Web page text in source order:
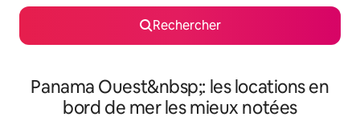
Rechercher
Panama Ouest&nbsp;: les locations en
bord de mer les mieux notées